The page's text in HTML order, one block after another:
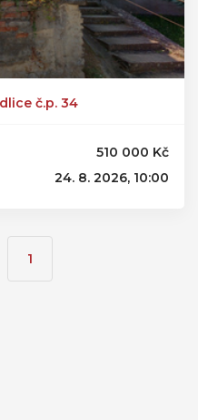
č.p. 34
510 000 Kč
24. 8. 2026, 10:00
1